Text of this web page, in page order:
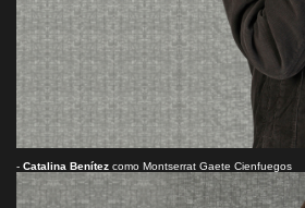
- Catalina Benítez como Montserrat Gaete Cienfuegos